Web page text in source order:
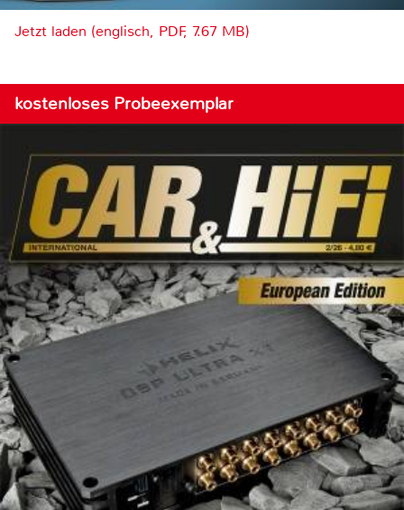
Jetzt laden (englisch, PDF, 7.67 MB)
kostenloses Probeexemplar